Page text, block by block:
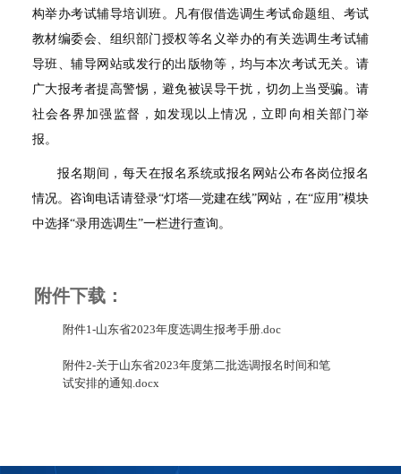
构举办考试辅导培训班。凡有假借选调生考试命题组、考试
教材编委会、组织部门授权等名义举办的有关选调生考试辅
导班、辅导网站或发行的出版物等，均与本次考试无关。请
广大报考者提高警惕，避免被误导干扰，切勿上当受骗。请
社会各界加强监督，如发现以上情况，立即向相关部门举
报。
报名期间，每天在报名系统或报名网站公布各岗位报名
情况。咨询电话请登录“灯塔—党建在线”网站，在“应用”模块
中选择“录用选调生”一栏进行查询。
附件下载：
附件1-山东省2023年度选调生报考手册.doc
附件2-关于山东省2023年度第二批选调报名时间和笔
试安排的通知.docx